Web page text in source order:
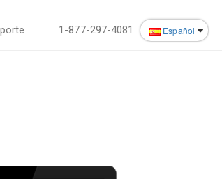
1-877-297-4081 Español